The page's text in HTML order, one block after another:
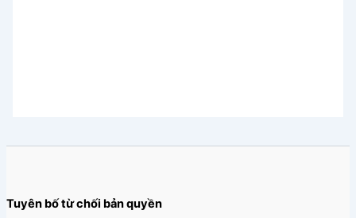
Tuyên bố từ chối bản quyền